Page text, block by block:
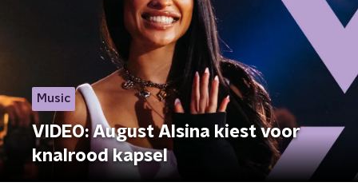
Music
VIDEO: August Alsina kiest voor
knalrood kapsel